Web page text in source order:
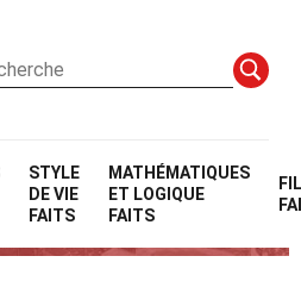
STYLE
DE VIE
FAITS
MATHÉMATIQUES
ET LOGIQUE
FAITS